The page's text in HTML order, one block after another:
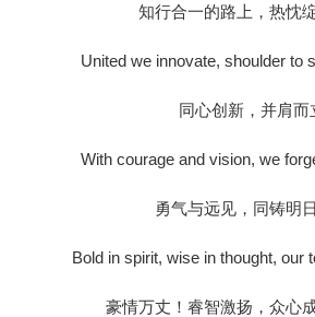
知行合一的路上，热忱
United we innovate, shoulder to
同心创新，并肩而
With courage and vision, we
勇气与远见，同铸明日
Bold in spirit, wise in thought, our
豪情万丈！睿智激扬，众心